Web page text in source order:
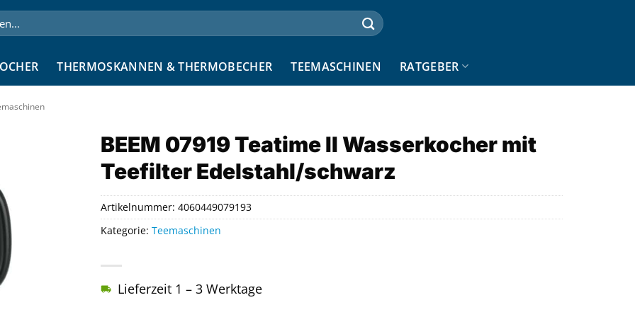
THERMOSKANNEN & THERMOBECHER TEEMASCHINEN RATGEBER
BEEM 07919 Teatime II Wasserkocher mit
Teefilter Edelstahl/schwarz
Lieferzeit 1 – 3 Werktage
Artikelnummer: 4060449079193
Kategorie: Teemaschinen